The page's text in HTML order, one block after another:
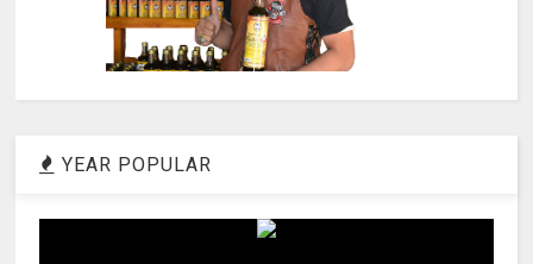
YEAR POPULAR